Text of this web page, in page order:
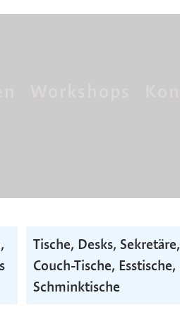
Tische, Desks, Sekretäre,
Couch-Tische, Esstische,
Schminktische